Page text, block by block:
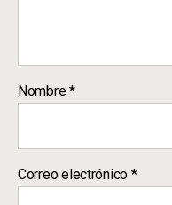
Nombre*
Correo electrónico *